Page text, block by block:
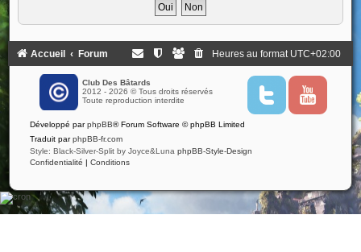
Accueil Forum Heures au format UTC+02:00
Club Des Bâtards
2012 - 2026 © Tous droits réservés
Toute reproduction interdite
T
i
Y
u
Développé parphpBB® Forum Software © phpBB Limited
Traduit parphpBB-fr.com
Style: Black-Silver-Split by Joyce&Luna phpBB-Style-Design
Confidentialité | Conditions